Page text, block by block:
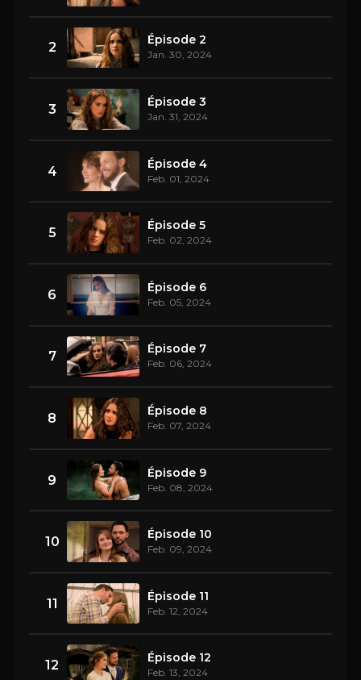
2 Épisode 2
Jan. 30, 2024
3 Épisode 3
Jan. 31, 2024
4 Épisode 4
Feb. 01, 2024
5 Épisode 5
Feb. 02, 2024
6 Épisode 6
Feb. 05, 2024
7 Épisode 7
Feb. 06, 2024
8 Épisode 8
Feb. 07, 2024
9 Épisode 9
Feb. 08, 2024
10 Épisode 10
Feb. 09, 2024
11 Épisode 11
Feb. 12, 2024
12 Épisode 12
Feb. 13, 2024